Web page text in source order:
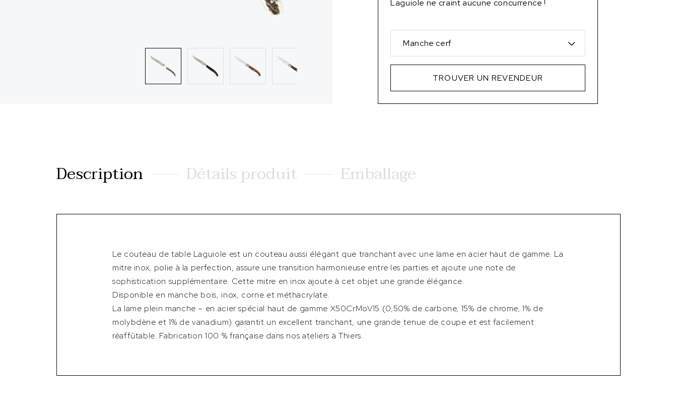
Laguiole ne craint aucune concurrence !
Manche cerf
TROUVER UN REVENDEUR
Description Détails produit Emballage
Le couteau de table Laguiole est un couteau aussi élégant que tranchant avec une lame en acier haut de gamme. La
mitre inox, polie à la perfection, assure une transition harmonieuse entre les parties et ajoute une note de
sophistication supplémentaire. Cette mitre en inox ajoute à cet objet une grande élégance.
Disponible en manche bois, inox, corne et méthacrylate.
La lame plein manche – en acier spécial haut de gamme X50CrMoV15 (0,50% de carbone, 15% de chrome, 1% de
molybdène et 1% de vanadium) garantit un excellent tranchant, une grande tenue de coupe et est facilement
réaffûtable. Fabrication 100 % française dans nos ateliers à Thiers.